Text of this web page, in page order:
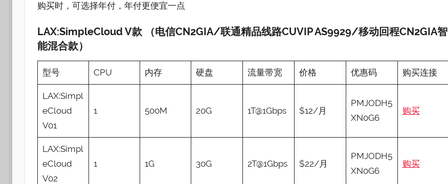
购买时，可选择年付，年付更便宜一点
LAX:SimpleCloud V款 （电信CN2GIA/联通精品线路CUVIP AS9929/移动回程CN2GIA智
能混合款）
型号 CPU 内存 硬盘 流量带宽 价格 优惠码 购买连接
LAX:Simpl
eCloud
V01
1 500M 20G 1T@1Gbps $12/月
PMJODH5
XN0G6
购买
LAX:Simpl
eCloud
V02
1 1G 30G 2T@1Gbps $22/月
PMJODH5
XN0G6
购买